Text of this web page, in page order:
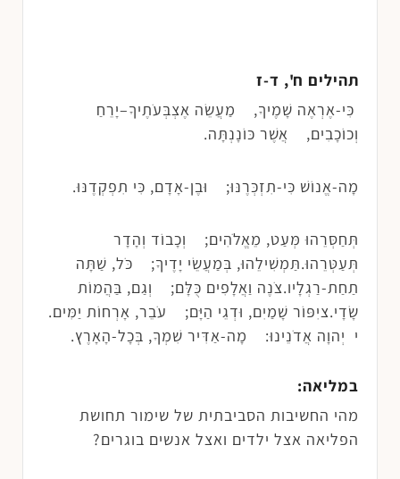
תהילים ח', ד-ז
כִּי-אֶרְאֶה שָׁמֶיךָ, מַעֲשֵׂה אֶצְבְּעֹתֶיךָ–יָרֵחַ
וְכוֹכָבִים, אֲשֶׁר כּוֹנָנְתָּה.
מָה-אֱנוֹשׁ כִּי-תִזְכְּרֶנּוּ; וּבֶן-אָדָם, כִּי תִפְקְדֶנּוּ.
תְּחַסְּרֵהוּ מְּעַט, מֵאֱלֹהִים; וְכָבוֹד וְהָדָר
תְּעַטְּרֵהוּ.תַּמְשִׁילֵהוּ, בְּמַעֲשֵׂי יָדֶיךָ; כֹּל, שַׁתָּה
תַחַת-רַגְלָיו.צֹנֶה וַאֲלָפִים כֻּלָּם; וְגַם, בַּהֲמוֹת
שָׂדָי.ציִפּוֹר שָׁמַיִם, וּדְגֵי הַיָּם; עֹבֵר, אָרְחוֹת יַמִּים.
י יְהוָה אֲדֹנֵינוּ: מָה-אַדִּיר שִׁמְךָ, בְּכָל-הָאָרֶץ.
במליאה:
מהי החשיבות הסביבתית של שימור תחושת
הפליאה אצל ילדים ואצל אנשים בוגרים?